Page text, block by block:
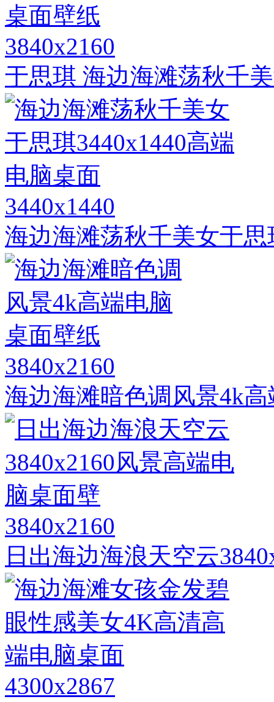
3840x2160
于思琪 海边海滩荡秋千
3440x1440
海边海滩荡秋千美女于
3840x2160
海边海滩暗色调风景4k
3840x2160
日出海边海浪天空云
4300x2867